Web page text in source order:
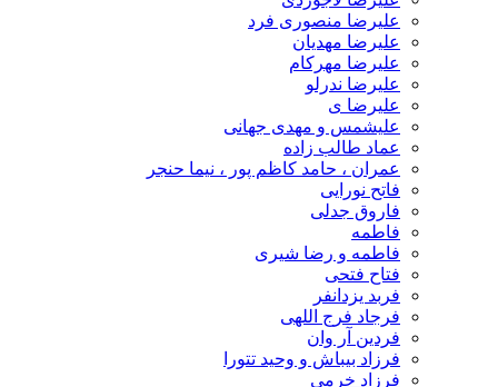
علیرضا منصوری فرد
علیرضا مهدیان
علیرضا مهرکام
علیرضا ندرلو
علیرضا ی
علیشمس و مهدی جهانی
عماد طالب زاده
عمران ، حامد کاظم پور ، نیما حنجر
فاتح نورایی
فاروق جدلی
فاطمه
فاطمه و رضا شیری
فتاح فتحی
فربد یزدانفر
فرجاد فرج اللهی
فردین آر وان
فرزاد بیباش و وحید تتورا
فرزاد خرمی